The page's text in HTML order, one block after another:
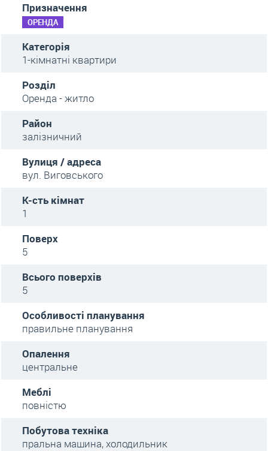
Призначення
ОРЕНДА
Категорія
1-кімнатні квартири
Розділ
Оренда - житло
Район
залізничний
Вулиця / адреса
вул. Виговського
К-сть кімнат
1
Поверх
5
Всього поверхів
5
Особливості планування
правильне планування
Опалення
центральне
Меблі
повністю
Побутова техніка
пральна машина, холодильник